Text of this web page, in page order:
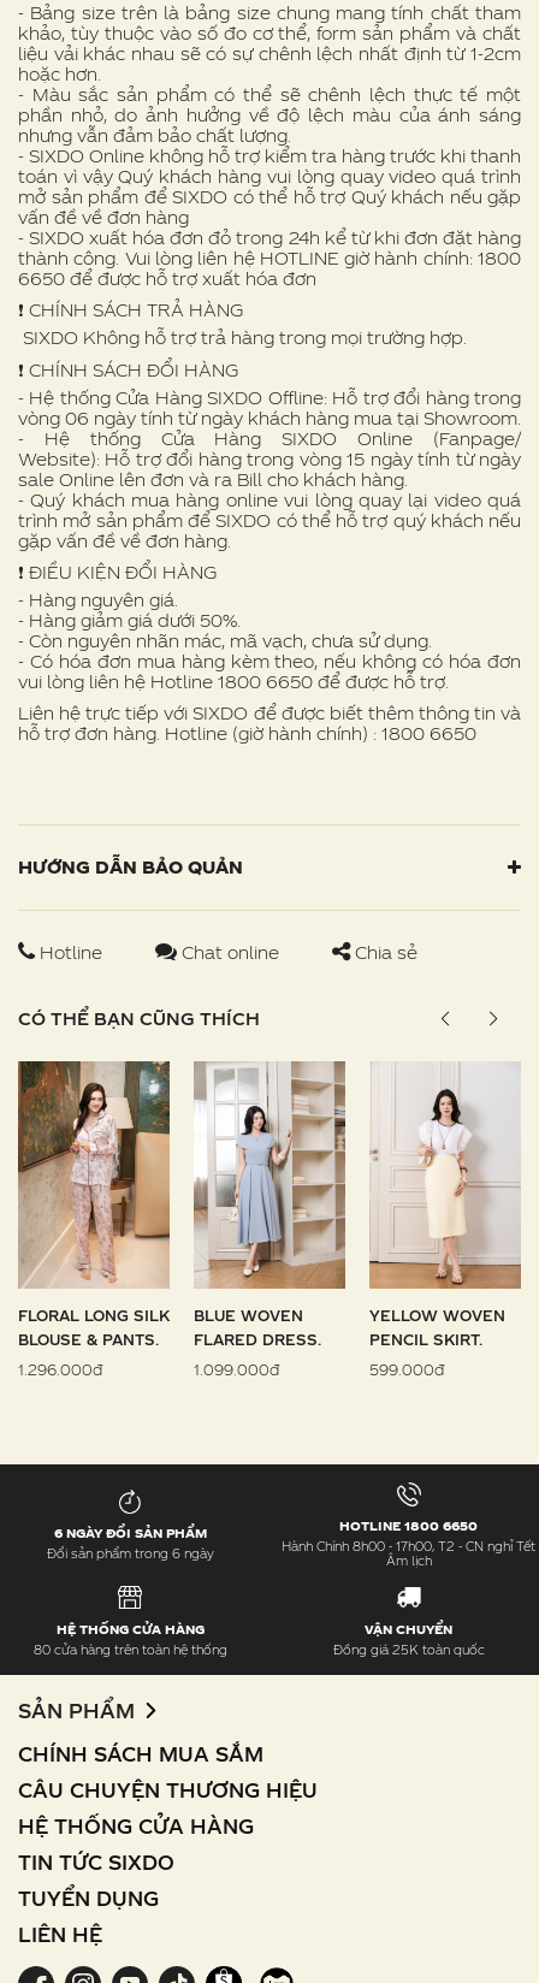
- Bảng size trên là bảng size chung mang tính chất tham
khảo, tùy thuộc vào số đo cơ thể, form sản phẩm và chất
liệu vải khác nhau sẽ có sự chênh lệch nhất định từ 1-2cm
hoặc hơn.
- Màu sắc sản phẩm có thể sẽ chênh lệch thực tế một
phần nhỏ, do ảnh hưởng về độ lệch màu của ánh sáng
nhưng vẫn đảm bảo chất lượng.
- SIXDO Online không hỗ trợ kiểm tra hàng trước khi thanh
toán vì vậy Quý khách hàng vui lòng quay video quá trình
mở sản phẩm để SIXDO có thể hỗ trợ Quý khách nếu gặp
vấn đề về đơn hàng
- SIXDO xuất hóa đơn đỏ trong 24h kể từ khi đơn đặt hàng
thành công. Vui lòng liên hệ HOTLINE giờ hành chính: 1800
6650 để được hỗ trợ xuất hóa đơn
❗️ CHÍNH SÁCH TRẢ HÀNG
SIXDO Không hỗ trợ trả hàng trong mọi trường hợp.
❗️ CHÍNH SÁCH ĐỔI HÀNG
- Hệ thống Cửa Hàng SIXDO Offline: Hỗ trợ đổi hàng trong
vòng 06 ngày tính từ ngày khách hàng mua tại Showroom.
- Hệ thống Cửa Hàng SIXDO Online (Fanpage/
Website): Hỗ trợ đổi hàng trong vòng 15 ngày tính từ ngày
sale Online lên đơn và ra Bill cho khách hàng.
- Quý khách mua hàng online vui lòng quay lại video quá
trình mở sản phẩm để SIXDO có thể hỗ trợ quý khách nếu
gặp vấn đề về đơn hàng.
❗ ️ĐIỀU KIỆN ĐỔI HÀNG
- Hàng nguyên giá.
- Hàng giảm giá dưới 50%.
- Còn nguyên nhãn mác, mã vạch, chưa sử dụng.
- Có hóa đơn mua hàng kèm theo, nếu không có hóa đơn
vui lòng liên hệ Hotline 1800 6650 để được hỗ trợ.
Liên hệ trực tiếp với SIXDO để được biết thêm thông tin và
hỗ trợ đơn hàng. Hotline (giờ hành chính) : 1800 6650
HƯỚNG DẪN BẢO QUẢN
Hotline Chat online Chia sẻ
CÓ THỂ BẠN CŨNG THÍCH
FLORAL LONG SILK
BLOUSE & PANTS.
1.296.000đ
BLUE WOVEN
FLARED DRESS.
1.099.000đ
YELLOW WOVEN
PENCIL SKIRT.
599.000đ
6 NGÀY ĐỔI SẢN PHẨM
Đổi sản phẩm trong 6 ngày
HOTLINE 1800 6650
Hành Chính 8h00 - 17h00, T2 - CN nghỉ Tết
Âm lịch
HỆ THỐNG CỬA HÀNG
80 cửa hàng trên toàn hệ thống
VẬN CHUYỂN
Đồng giá 25K toàn quốc
SẢN PHẨM
CHÍNH SÁCH MUA SẮM
CÂU CHUYỆN THƯƠNG HIỆU
HỆ THỐNG CỬA HÀNG
TIN TỨC SIXDO
TUYỂN DỤNG
LIÊN HỆ